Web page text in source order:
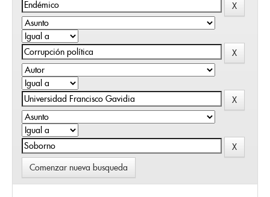
Comenzar nueva busqueda